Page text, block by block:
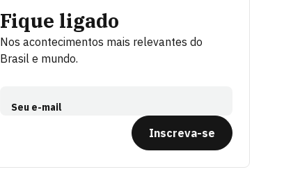
Fique ligado
Nos acontecimentos mais relevantes do
Brasil e mundo.
Seu e-mail
Inscreva-se